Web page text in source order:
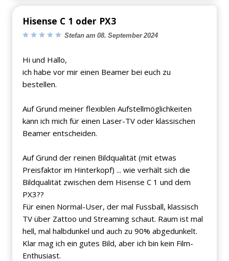
Hisense C 1 oder PX3
Stefan am 08. September 2024
Hi und Hallo,
ich habe vor mir einen Beamer bei euch zu
bestellen.
Auf Grund meiner flexiblen Aufstellmöglichkeiten
kann ich mich für einen Laser-TV oder klassischen
Beamer entscheiden.
Auf Grund der reinen Bildqualität (mit etwas
Preisfaktor im Hinterkopf) ... wie verhält sich die
Bildqualität zwischen dem Hisense C 1 und dem
PX3??
Für einen Normal-User, der mal Fussball, klassisch
TV über Zattoo und Streaming schaut. Raum ist mal
hell, mal halbdunkel und auch zu 90% abgedunkelt.
Klar mag ich ein gutes Bild, aber ich bin kein Film-
Enthusiast.